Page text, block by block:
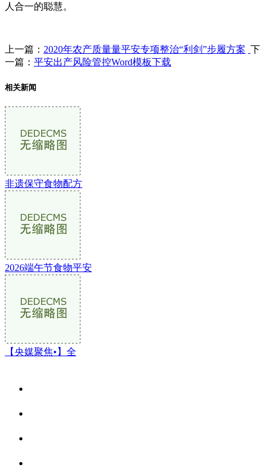
人合一的聪慧。
上一篇： 2020年农产质量量平安专项整治“利剑”步履方案 下
一篇： 平安出产风险管控Word模板下载
相关新闻
非遗保守食物配方
2026端午节食物平安
【央媒聚焦•】全